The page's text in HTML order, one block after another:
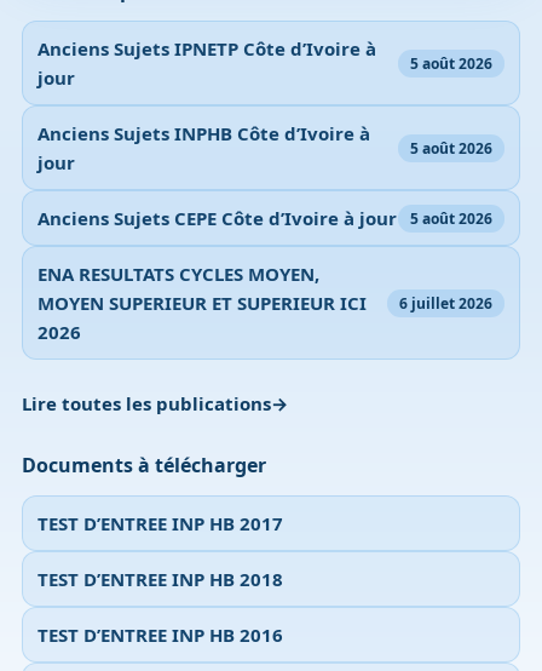
Anciens Sujets IPNETP Côte d’Ivoire à
jour
5 août 2026
Anciens Sujets INPHB Côte d’Ivoire à
jour
5 août 2026
Anciens Sujets CEPE Côte d’Ivoire à jour 5 août 2026
ENA RESULTATS CYCLES MOYEN,
MOYEN SUPERIEUR ET SUPERIEUR ICI
2026
6 juillet 2026
Lire toutes les publications
Documents à télécharger
TEST D’ENTREE INP HB 2017
TEST D’ENTREE INP HB 2018
TEST D’ENTREE INP HB 2016